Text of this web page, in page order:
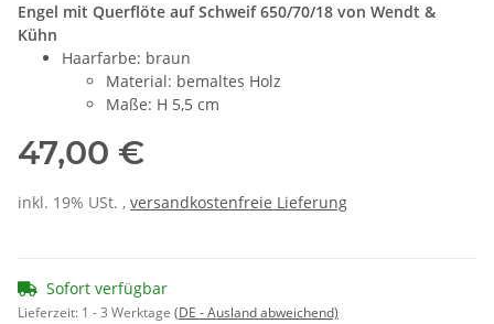
Engel mit Querflöte auf Schweif 650/70/18 von Wendt &
Kühn
Haarfarbe: braun
Material: bemaltes Holz
Maße: H 5,5 cm
47,00 €
inkl. 19% USt. , versandkostenfreie Lieferung
Sofort verfügbar
Lieferzeit: 1 - 3 Werktage (DE - Ausland abweichend)